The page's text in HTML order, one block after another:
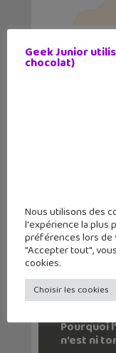
Pourquoi
n’est ni
Geek Junior
chocolat)
Nous utilisons des
l'expérience la plus
préférences lors de
"Accepter tout",
cookies.
Choisir les cookies